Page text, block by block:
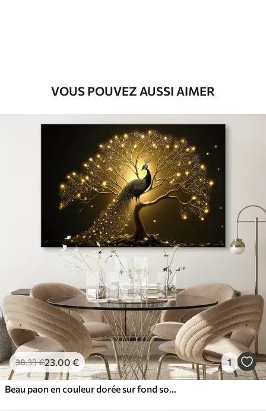
VOUS POUVEZ AUSSI AIMER
38.33€23.00 € 1
Beau paon en couleur dorée sur fond sombre